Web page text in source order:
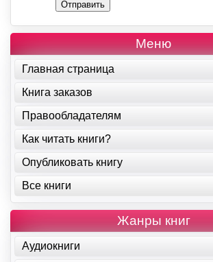
Отправить
Меню
Главная страница
Книга заказов
Правообладателям
Как читать книги?
Опубликовать книгу
Все книги
Жанры книг
Аудиокниги